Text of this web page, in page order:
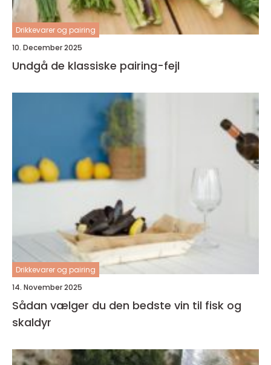
Drikkevarer og pairing
10. December 2025
Undgå de klassiske pairing-fejl
Drikkevarer og pairing
14. November 2025
Sådan vælger du den bedste vin til fisk og
skaldyr